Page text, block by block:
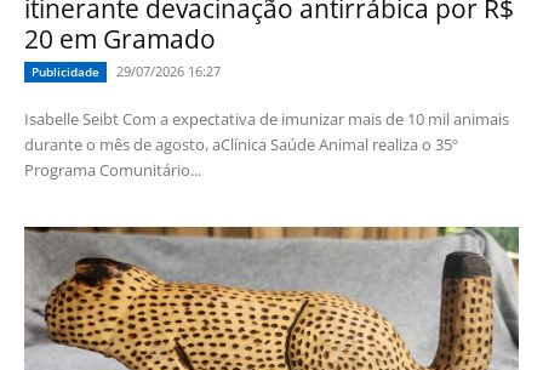
itinerante devacinação antirrábica por R$
20 em Gramado
Publicidade 29/07/2026 16:27
Isabelle Seibt Com a expectativa de imunizar mais de 10 mil animais
durante o mês de agosto, aClínica Saúde Animal realiza o 35º
Programa Comunitário...